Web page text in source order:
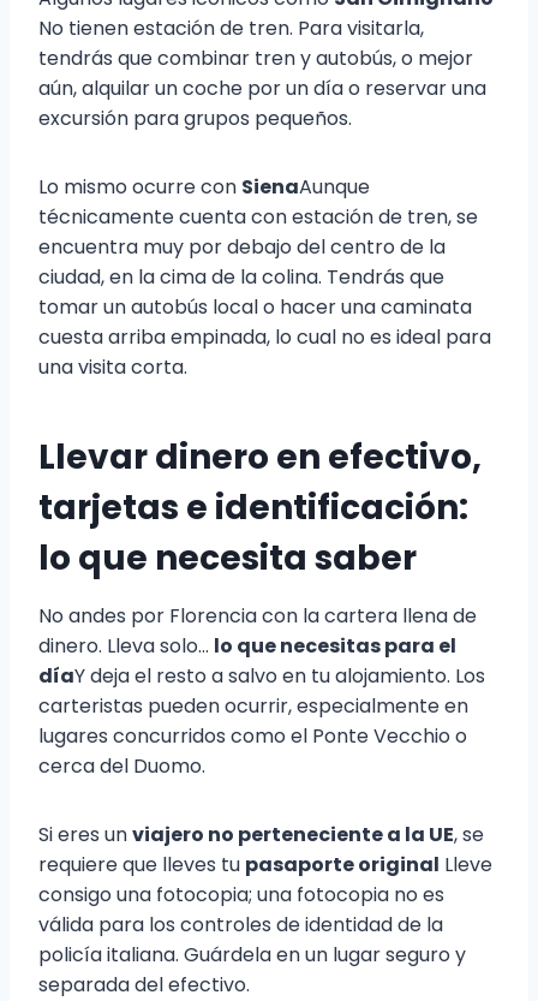
No tienen estación de tren. Para visitarla,
tendrás que combinar tren y autobús, o mejor
aún, alquilar un coche por un día o reservar una
excursión para grupos pequeños.
Lo mismo ocurre con SienaAunque
técnicamente cuenta con estación de tren, se
encuentra muy por debajo del centro de la
ciudad, en la cima de la colina. Tendrás que
tomar un autobús local o hacer una caminata
cuesta arriba empinada, lo cual no es ideal para
una visita corta.
Llevar dinero en efectivo,
tarjetas e identificación:
lo que necesita saber
No andes por Florencia con la cartera llena de
dinero. Lleva solo... lo que necesitas para el
díaY deja el resto a salvo en tu alojamiento. Los
carteristas pueden ocurrir, especialmente en
lugares concurridos como el Ponte Vecchio o
cerca del Duomo.
Si eres unviajero no perteneciente a la UE, se
requiere que lleves tu pasaporte original Lleve
consigo una fotocopia; una fotocopia no es
válida para los controles de identidad de la
policía italiana. Guárdela en un lugar seguro y
separada del efectivo.